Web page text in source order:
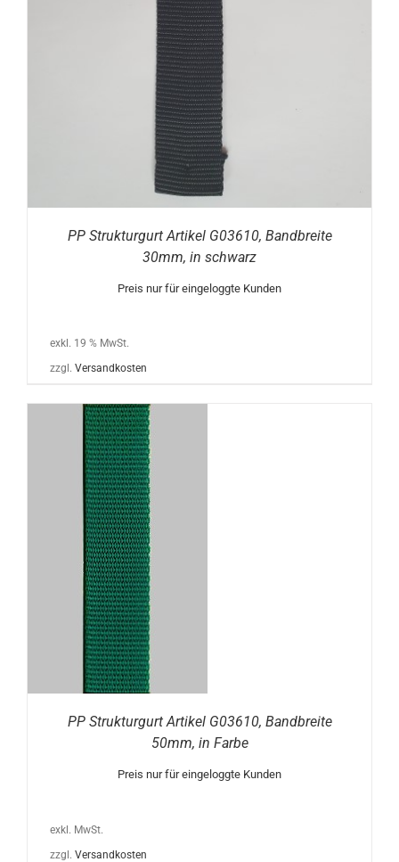
PP Strukturgurt Artikel G03610, Bandbreite
30mm, in schwarz
Preis nur für eingeloggte Kunden
exkl. 19 % MwSt.
zzgl. Versandkosten
PP Strukturgurt Artikel G03610, Bandbreite
50mm, in Farbe
Preis nur für eingeloggte Kunden
exkl. MwSt.
zzgl. Versandkosten